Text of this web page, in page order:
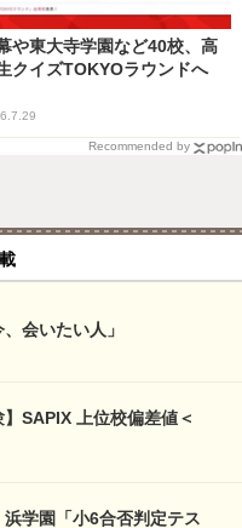
や東大寺学園など40校、高
クイズTOKYOラウンドへ
Recommended by
会いたい人」
SAPIX 上位校偏差値＜
学園「小6合否判定テス